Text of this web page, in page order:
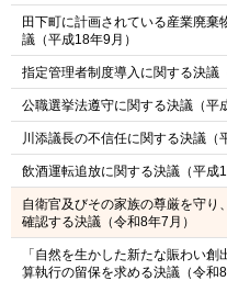
田下町に計画されている産業廃
議（平成18年9月）
指定管理者制度導入に関する決議
公職選挙法遵守に関する決議（平
川添議長の不信任に関する決議（
飲酒運転追放に関する決議（平成
自衛官及びその家族の尊厳を守り
確認する決議（令和8年7月）
「自然を生かした新たな賑わい
算執行の留保を求める決議（令和8